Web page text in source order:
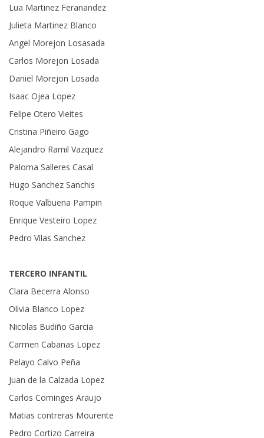
Lua Martinez Feranandez
Julieta Martinez Blanco
Angel Morejon Losasada
Carlos Morejon Losada
Daniel Morejon Losada
Isaac Ojea Lopez
Felipe Otero Vieites
Cristina Piñeiro Gago
Alejandro Ramil Vazquez
Paloma Salleres Casal
Hugo Sanchez Sanchis
Roque Valbuena Pampin
Enrique Vesteiro Lopez
Pedro Vilas Sanchez
TERCERO INFANTIL
Clara Becerra Alonso
Olivia Blanco Lopez
Nicolas Budiño Garcia
Carmen Cabanas Lopez
Pelayo Calvo Peña
Juan de la Calzada Lopez
Carlos Cominges Araujo
Matias contreras Mourente
Pedro Cortizo Carreira